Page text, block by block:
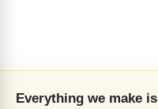
Everything we make is